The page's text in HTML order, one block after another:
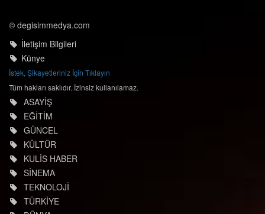
© degisimmedya.com
İletişim Bilgileri
Künye
İstek, Şikayetleriniz İçin Tıklayın
Tüm hakları saklıdır. İzinsiz kullanılamaz.
ASAYİŞ
EĞİTİM
GÜNCEL
KÜLTÜR
KULİS HABER
SİNEMA
TEKNOLOJİ
TÜRKİYE